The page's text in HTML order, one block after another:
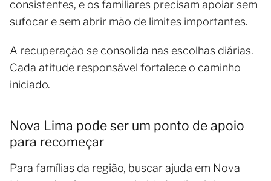
consistentes, e os familiares precisam apoiar sem
sufocar e sem abrir mão de limites importantes.
A recuperação se consolida nas escolhas diárias.
Cada atitude responsável fortalece o caminho
iniciado.
Nova Lima pode ser um ponto de apoio
para recomeçar
Para famílias da região, buscar ajuda em Nova